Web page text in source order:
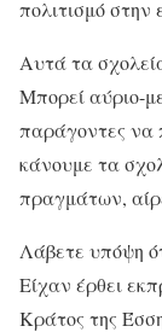
πολιτισμό
Αυτά τα
Μπορεί αύριο-
παράγοντες να
κάνουμε τα
πραγμάτων,
Λάβετε υπόψη
Είχαν έρθει
Κράτος της